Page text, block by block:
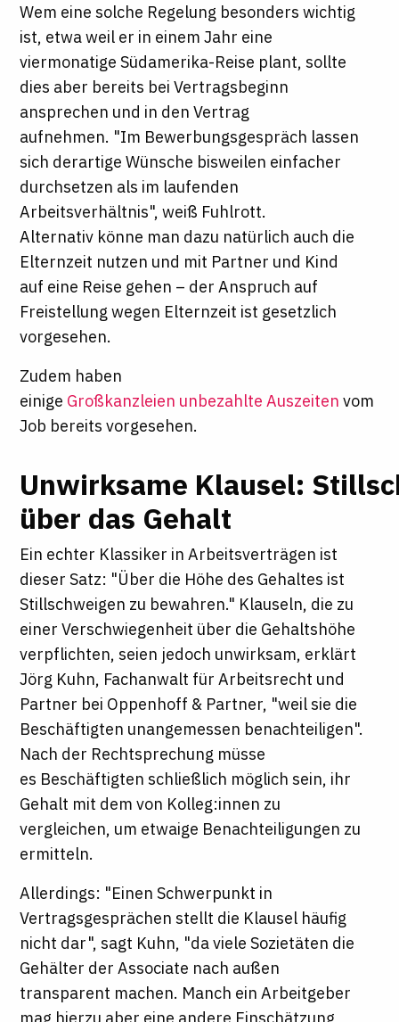
Wem eine solche Regelung besonders wichtig
ist, etwa weil er in einem Jahr eine
viermonatige Südamerika-Reise plant, sollte
dies aber bereits bei Vertragsbeginn
ansprechen und in den Vertrag
aufnehmen. "Im Bewerbungsgespräch lassen
sich derartige Wünsche bisweilen einfacher
durchsetzen als im laufenden
Arbeitsverhältnis", weiß Fuhlrott.
Alternativ könne man dazu natürlich auch die
Elternzeit nutzen und mit Partner und Kind
auf eine Reise gehen – der Anspruch auf
Freistellung wegen Elternzeit ist gesetzlich
vorgesehen.
Zudem haben
einige Großkanzleien unbezahlte Auszeiten vom
Job bereits vorgesehen.
Unwirksame Klausel:
über das Gehalt
Ein echter Klassiker in Arbeitsverträgen ist
dieser Satz: "Über die Höhe des Gehaltes ist
Stillschweigen zu bewahren." Klauseln, die zu
einer Verschwiegenheit über die Gehaltshöhe
verpflichten, seien jedoch unwirksam, erklärt
Jörg Kuhn, Fachanwalt für Arbeitsrecht und
Partner bei Oppenhoff & Partner, "weil sie die
Beschäftigten unangemessen benachteiligen".
Nach der Rechtsprechung müsse
es Beschäftigten schließlich möglich sein, ihr
Gehalt mit dem von Kolleg:innen zu
vergleichen, um etwaige Benachteiligungen zu
ermitteln.
Allerdings: "Einen Schwerpunkt in
Vertragsgesprächen stellt die Klausel häufig
nicht dar", sagt Kuhn, "da viele Sozietäten die
Gehälter der Associate nach außen
transparent machen. Manch ein Arbeitgeber